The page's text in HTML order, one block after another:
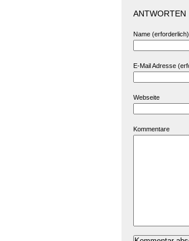
ANTWORTEN
Name (erforderlich)
E-Mail Adresse
Webseite
Kommentare